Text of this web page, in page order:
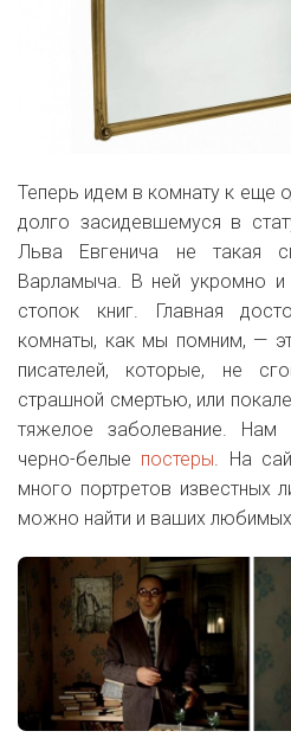
Теперь идем в комнату к еще
долго засидевшемуся в
Льва Евгенича не такая
Варламыча. В ней укромно
стопок книг. Главная
комнаты, как мы помним, —
писателей, которые, не
страшной смертью, или
тяжелое заболевание. Нам
черно-белые постеры. На
много портретов известных
можно найти и ваших